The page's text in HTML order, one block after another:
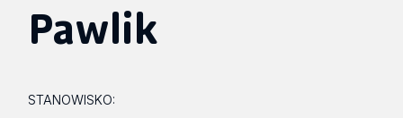
Pawlik
STANOWISKO: